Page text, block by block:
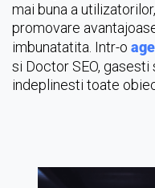
mai buna a
promovare
imbunatatita. Intr-o
si Doctor SEO,
indeplinesti toate